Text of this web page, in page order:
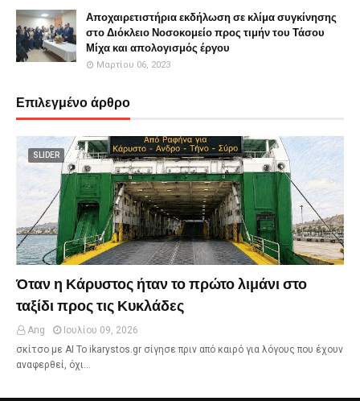
Αποχαιρετιστήρια εκδήλωση σε κλίμα συγκίνησης
στο Διόκλειο Νοσοκομείο προς τιμήν του Τάσου
Μίχα και απολογισμός έργου
Μαρτίου 06, 2023
Επιλεγμένο άρθρο
SLIDER
Όταν η Κάρυστος ήταν το πρώτο λιμάνι στο
ταξίδι προς τις Κυκλάδες
Ang
Ιουλίου 09, 2026
σκίτσο με ΑΙ Το ikarystos.gr σίγησε πριν από καιρό για λόγους που έχουν
αναφερθεί, όχι…